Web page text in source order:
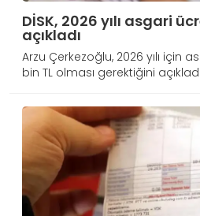
DİSK, 2026 yılı asgari
açıkladı
Arzu Çerkezoğlu, 2026 yılı için
bin TL olması gerektiğini